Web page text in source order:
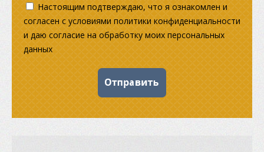
Настоящим подтверждаю, что я ознакомлен и
согласен с условиями политики конфиденциальности
и даю согласие на обработку моих персональных
данных